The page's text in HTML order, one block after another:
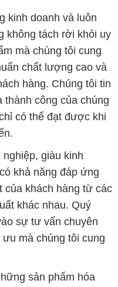
kinh doanh và luôn
không tách rời khỏi uy
mà chúng tôi cung
chất lượng cao và
hàng. Chúng tôi tin
thành công của chúng
có thể đạt được khi
giàu kinh
khả năng đáp ứng
của khách hàng từ các
khác nhau. Quý
sự tư vấn chuyên
mà chúng tôi cung
sản phẩm hóa